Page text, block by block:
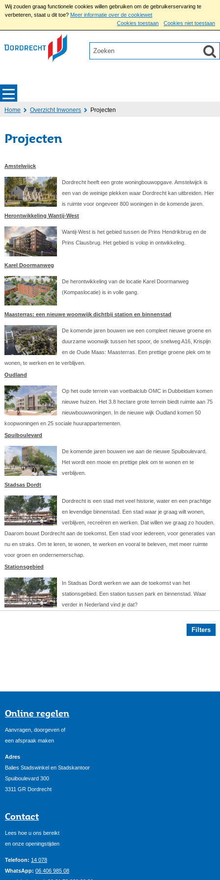
Wij zouden graag functionele cookies willen gebruiken om de gebruikerservaring te
verbeteren, staat u dit toe? Meer informatie over de cookiewet
Cookies toestaan
Cookies niet toestaan
Home Overzicht Inwoners Projecten
Projecten
Amstelwijck
Dordrecht heeft een grote woningbouwopgave. Amstelwijck is
een van de weinige plekken waar Dordrecht kan uitbreiden. Hier
is ruimte voor ongeveer 800 woningen in de komende jaren.
Herontwikkeling Wantij-West
Wantij-West is het gebied tussen de Prins Hendrikbrug en de
Prins Clausbrug. Het gebied is volop in ontwikkeling.
Karel Doormanweg
De herontwikkeling van de locatie Karel Doormanweg
(Kompaslocatie) is in volle gang.
Maasterras: een nieuwe woonwijk dichtbij station en binnenstad
De komende jaren bouwen we een compleet nieuwe groene en
duurzame woonwijk tussen het spoor, de snelweg A16, Krispijn
en de Oude Maas: Maasterras. Een prettige groene plek om te
wonen, te werken en te verblijven.
Oudland
Op het oude terrein van voetbalclub OMC in Dubbeldam komen
nieuwe huizen. Het 3.8 hectare grote terrein biedt ruimte aan 75
nieuwbouwwoningen. In de nieuwe wijk Oudland komen 50
koopwoningen en 25 sociale huurappartementen.
Spuiboulevard
De komende jaren bouwen we aan de nieuwe Spuiboulevard.
Het wordt een mooie en prettige plek om te wonen en te
verblijven.
Stadsas Dordt
Dordrecht is een stad met veel historie, water en een prachtige
en levendige binnenstad. Een stad waar je graag wilt wonen,
verblijven, recreëren en werken. Dat willen we graag zo houden.
Daarom bouwt Dordrecht aan de toekomst. Een stad voor iedereen, voor generaties van
nu en straks. Om te leren, te wonen, te werken en vooral te beleven, met meer ruimte
voor groen en ondernemerschap.
Stationsgebied
In Stadsas Dordt werken we aan de toekomst van het
stationsgebied. Een station tussen park en binnenstad. Waar
verder in Nederland vind je dat?
Filters
Online regelen
Aanvragen, doorgeven of
een afspraak maken
Adres
Balies Stadswinkel en Stadskantoor
Spuiboulevard 300
3311 GR Dordrecht
Contact
Lees hoe u ons bereikt
en onze openingstijden
Telefoon: 14 078
WhatsApp: 06 406 985 08